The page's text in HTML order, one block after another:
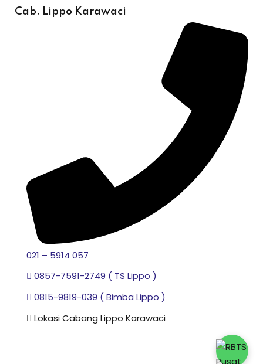
Cab. Lippo Karawaci
021 – 5914 057
0857-7591-2749 ( TS Lippo )
0815-9819-039 ( Bimba Lippo )
Lokasi Cabang Lippo Karawaci